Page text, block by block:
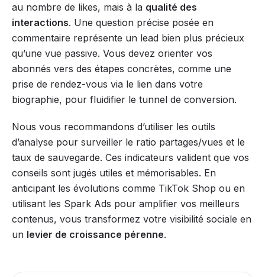
au nombre de likes, mais à la qualité des
interactions. Une question précise posée en
commentaire représente un lead bien plus précieux
qu’une vue passive. Vous devez orienter vos
abonnés vers des étapes concrètes, comme une
prise de rendez-vous via le lien dans votre
biographie, pour fluidifier le tunnel de conversion.
Nous vous recommandons d’utiliser les outils
d’analyse pour surveiller le ratio partages/vues et le
taux de sauvegarde. Ces indicateurs valident que vos
conseils sont jugés utiles et mémorisables. En
anticipant les évolutions comme TikTok Shop ou en
utilisant les Spark Ads pour amplifier vos meilleurs
contenus, vous transformez votre visibilité sociale en
un levier de croissance pérenne.